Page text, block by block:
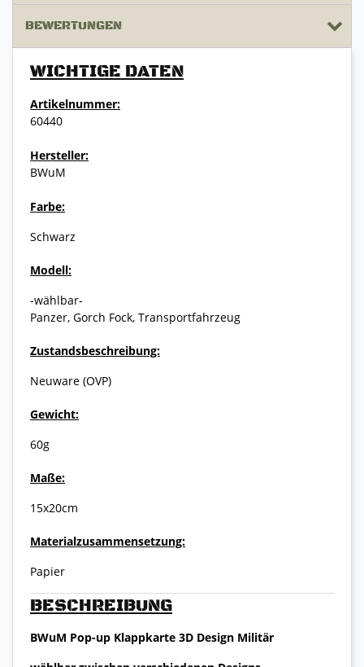
BEWERTUNGEN
BESCHREIBUNG
BWuM Pop-up Klappkarte 3D Design Militär
WICHTIGE DATEN
Artikelnummer:
60440
Hersteller:
BWuM
Farbe:
Schwarz
Modell:
-wählbar-
Panzer, Gorch Fock, Transportfahrzeug
Zustandsbeschreibung:
Neuware (OVP)
Gewicht:
60g
Maße:
15x20cm
Materialzusammensetzung:
Papier